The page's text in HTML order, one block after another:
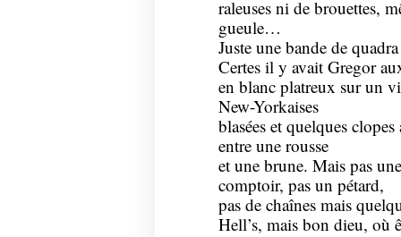
raleuses ni de brouettes,
gueule…
Juste une bande de
Certes il y avait Gregor
en blanc platreux sur un
New-Yorkaises
blasées et quelques
entre une rousse
et une brune. Mais pas
comptoir, pas un pétard,
pas de chaînes mais
Hell’s, mais bon dieu, où